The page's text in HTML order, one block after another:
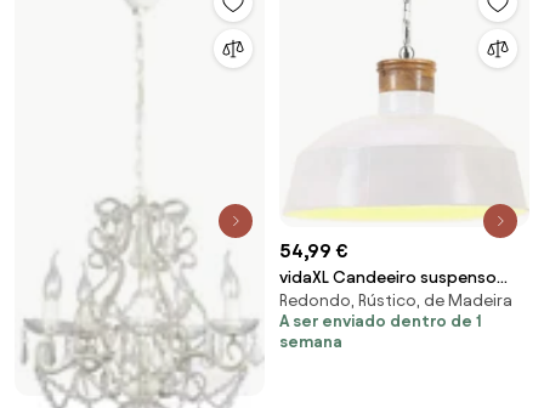
54,99 €
vidaXL Candeeiro suspenso
industrial 58 cm E27 branco
Redondo, Rústico, de Madeira
A ser enviado dentro de 1
semana